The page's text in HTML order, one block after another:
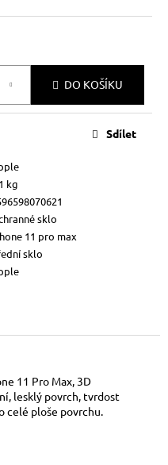
DO KOŠÍKU
kg
sklo
11 pro max
sklo
Sdílet
11 Pro Max, 3D
lesklý povrch, tvrdost
celé ploše povrchu.